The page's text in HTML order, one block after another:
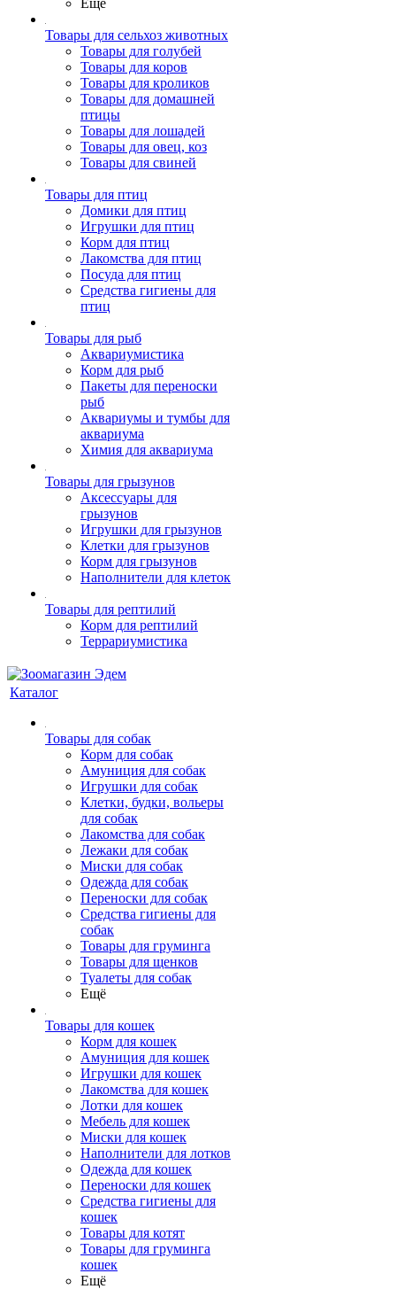
Ещё
Товары для сельхоз животных
Товары для голубей
Товары для коров
Товары для кроликов
Товары для домашней
птицы
Товары для лошадей
Товары для овец, коз
Товары для свиней
Товары для птиц
Домики для птиц
Игрушки для птиц
Корм для птиц
Лакомства для птиц
Посуда для птиц
Средства гигиены для
птиц
Товары для рыб
Аквариумистика
Корм для рыб
Пакеты для переноски
рыб
Аквариумы и тумбы для
аквариума
Химия для аквариума
Товары для грызунов
Аксессуары для
грызунов
Игрушки для грызунов
Клетки для грызунов
Корм для грызунов
Наполнители для клеток
Товары для рептилий
Корм для рептилий
Террариумистика
Каталог
Товары для собак
Корм для собак
Амуниция для собак
Игрушки для собак
Клетки, будки, вольеры
для собак
Лакомства для собак
Лежаки для собак
Миски для собак
Одежда для собак
Переноски для собак
Средства гигиены для
собак
Товары для груминга
Товары для щенков
Туалеты для собак
Ещё
Товары для кошек
Корм для кошек
Амуниция для кошек
Игрушки для кошек
Лакомства для кошек
Лотки для кошек
Мебель для кошек
Миски для кошек
Наполнители для лотков
Одежда для кошек
Переноски для кошек
Средства гигиены для
кошек
Товары для котят
Товары для груминга
кошек
Ещё